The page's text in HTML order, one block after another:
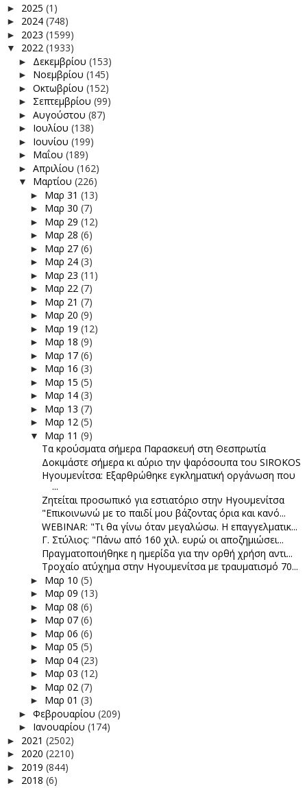
► 2025 (1)
► 2024 (748)
► 2023 (1599)
▼ 2022 (1933)
► Δεκεμβρίου (153)
► Νοεμβρίου (145)
► Οκτωβρίου (152)
► Σεπτεμβρίου (99)
► Αυγούστου (87)
► Ιουλίου (138)
► Ιουνίου (199)
► Μαΐου (189)
► Απριλίου (162)
▼ Μαρτίου (226)
► Μαρ 31 (13)
► Μαρ 30 (7)
► Μαρ 29 (12)
► Μαρ 28 (6)
► Μαρ 27 (6)
► Μαρ 24 (3)
► Μαρ 23 (11)
► Μαρ 22 (7)
► Μαρ 21 (7)
► Μαρ 20 (9)
► Μαρ 19 (12)
► Μαρ 18 (9)
► Μαρ 17 (6)
► Μαρ 16 (3)
► Μαρ 15 (5)
► Μαρ 14 (3)
► Μαρ 13 (7)
► Μαρ 12 (5)
▼ Μαρ 11 (9)
Τα κρούσματα σήμερα Παρασκευή στη Θεσπρωτία
Δοκιμάστε σήμερα κι αύριο την ψαρόσουπα του SIROKOS
Ηγουμενίτσα: Εξαρθρώθηκε εγκληματική οργάνωση που
...
Ζητείται προσωπικό για εστιατόριο στην Ηγουμενίτσα
"Επικοινωνώ με το παιδί μου βάζοντας όρια και κανό...
WEBINAR: "Τι θα γίνω όταν μεγαλώσω. Η επαγγελματικ...
Γ. Στύλιος: "Πάνω από 160 χιλ. ευρώ οι αποζημιώσει...
Πραγματοποιήθηκε η ημερίδα για την ορθή χρήση αντι...
Τροχαίο ατύχημα στην Ηγουμενίτσα με τραυματισμό 70...
► Μαρ 10 (5)
► Μαρ 09 (13)
► Μαρ 08 (6)
► Μαρ 07 (6)
► Μαρ 06 (6)
► Μαρ 05 (5)
► Μαρ 04 (23)
► Μαρ 03 (12)
► Μαρ 02 (7)
► Μαρ 01 (3)
► Φεβρουαρίου (209)
► Ιανουαρίου (174)
► 2021 (2502)
► 2020 (2210)
► 2019 (844)
► 2018 (6)